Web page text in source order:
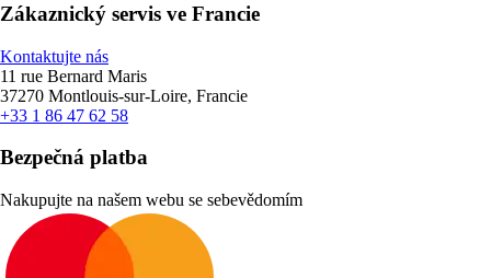
Zákaznický servis ve Francie
Kontaktujte nás
11 rue Bernard Maris
37270 Montlouis-sur-Loire, Francie
+33 1 86 47 62 58
Bezpečná platba
Nakupujte na našem webu se sebevědomím